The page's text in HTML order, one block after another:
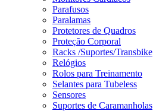
Parafusos
Paralamas
Protetores de Quadros
Proteção Corporal
Racks /Suportes/Transbike
Relógios
Rolos para Treinamento
Selantes para Tubeless
Sensores
Suportes de Caramanholas